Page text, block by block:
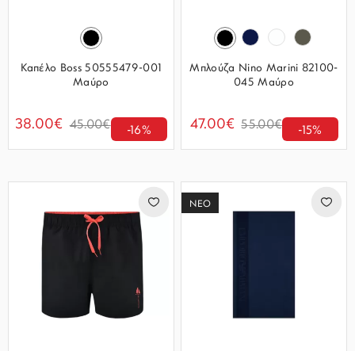
Καπέλο Boss 50555479-001
Μαύρο
38.00€ 45.00€ -16%
Μπλούζα Nino Marini 82100-
045 Μαύρο
47.00€ 55.00€ -15%
ΝΕΟ